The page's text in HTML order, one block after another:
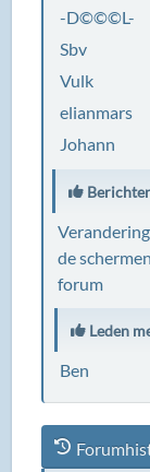
-D©©©L-
Sbv
Vulk
elianmars
Johann
de
forum
Leden
Ben